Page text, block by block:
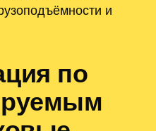
и
по